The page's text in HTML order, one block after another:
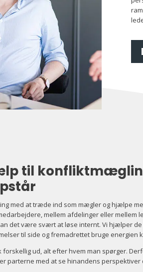
til
med at træde ind som mægler og hjælpe
mellem afdelinger eller mellem
det være svært at løse internt. Vi hjælper
til side og fremadrettet bruge energien
forskellig ud, alt efter hvem man spørger.
parterne med at se hinandens perspektiver